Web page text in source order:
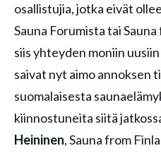
osallistujia, jotka eivät
Sauna Forumista tai
siis yhteyden moniin
saivat nyt aimo annoksen
suomalaisesta
kiinnostuneita siitä
Heininen, Sauna from